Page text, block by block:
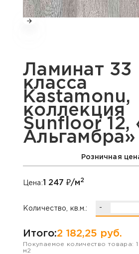
Ламинат 33
класса
Kastamonu,
коллекция
Sunfloor 12,
Альгамбра»
Розничная
Цена:1 247 ₽/м2
Количество, кв.м.: -
Итого:2 182,25 руб.
Покупаемое количество товара: 1
м2